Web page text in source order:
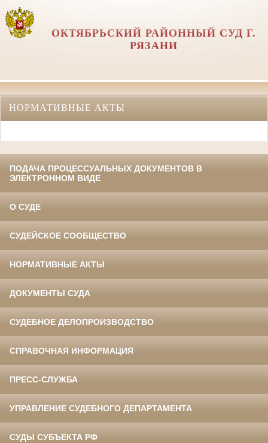
ОКТЯБРЬСКИЙ РАЙОННЫЙ СУД Г.
РЯЗАНИ
НОРМАТИВНЫЕ АКТЫ
ПОДАЧА ПРОЦЕССУАЛЬНЫХ ДОКУМЕНТОВ В
ЭЛЕКТРОННОМ ВИДЕ
О СУДЕ
СУДЕЙСКОЕ СООБЩЕСТВО
НОРМАТИВНЫЕ АКТЫ
ДОКУМЕНТЫ СУДА
СУДЕБНОЕ ДЕЛОПРОИЗВОДСТВО
СПРАВОЧНАЯ ИНФОРМАЦИЯ
ПРЕСС-СЛУЖБА
УПРАВЛЕНИЕ СУДЕБНОГО ДЕПАРТАМЕНТА
СУДЫ СУБЪЕКТА РФ